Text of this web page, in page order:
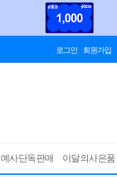
로그인 회원가입
예사단독판매 이달의사은품